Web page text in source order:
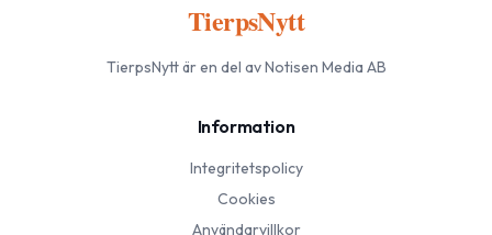
TierpsNytt
TierpsNyttär en del av Notisen Media AB
Information
Integritetspolicy
Cookies
Användarvillkor